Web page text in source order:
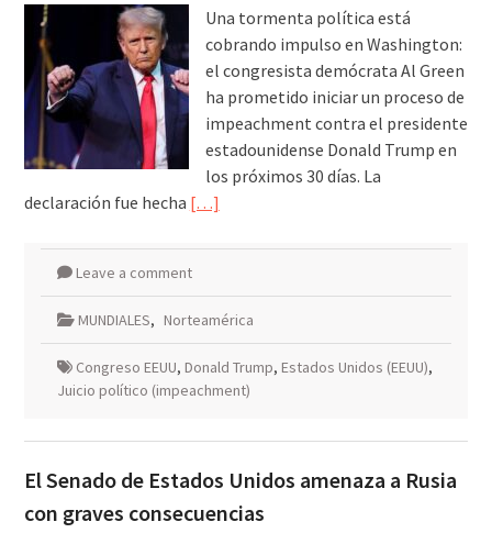
Una tormenta política está
cobrando impulso en Washington:
el congresista demócrata Al Green
ha prometido iniciar un proceso de
impeachment contra el presidente
estadounidense Donald Trump en
los próximos 30 días. La
declaración fue hecha […]
Leave a comment
MUNDIALES, Norteamérica
Congreso EEUU, Donald Trump, Estados Unidos (EEUU),
Juicio político (impeachment)
El Senado de Estados Unidos amenaza a Rusia
con graves consecuencias